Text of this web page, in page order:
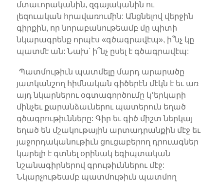
մտաւորականին, զգայականին ու
լեզուական հրավառումին: Անցնելով վերջին
գիրքին, որ նորաբանութեամբ մը պիտի
նկարագրենք որպէս «գծագրավէպ», ի՞նչ կը
պատմէ ան: Նախ՝ ի՞նչ ըսել է գծագրավէպ:
Պատմութիւն պատմելը մարդ արարածը
յատկանշող հիմնական գիծերէն մէկն է եւ առ
այդ նկարներու օգտագործումը կ՚երկարի
մինչեւ քարանձաւներու պատերուն եղած
գծագրութիւնները: Գիր եւ գիծ միշտ ներկայ
եղած են մշակութային արտադրանքին մէջ եւ
յաջորդականութիւն ցուցաբերող դրուագներ
կարելի է գտնել օրինակ եգիպտական
նշանագիրներով գրութիւններու մէջ:
Նկարչութեամբ պատմութիւն պատմող